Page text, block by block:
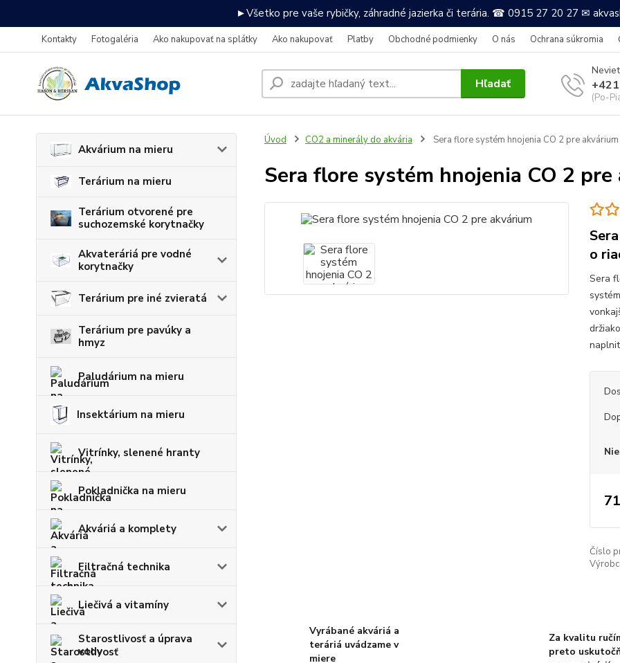
►Všetko pre vaše rybičky, záhradné jazierka či terária. ☎ 0915 27 20 27 ✉
Kontakty Fotogaléria Ako nakupovať na splátky Ako nakupovať Platby Obchodné podmienky O nás Ochrana súkromia
Hľadať
(Po-
Akvárium na mieru
Terárium na mieru
Terárium otvorené pre
suchozemské korytnačky
Akvateráriá pre vodné
korytnačky
Terárium pre iné zvieratá
Terárium pre pavúky a
hmyz
Paludárium na mieru
Insektárium na mieru
Vitrínky, slenené hranty
Pokladnička na mieru
Akváriá a komplety
Filtračná technika
Liečivá a vitamíny
Starostlivosť a úprava
vody
Úvod CO2 a minerály do akvária Sera flore systém hnojenia CO 2 pre akvárium
Sera flore systém hnojenia CO 2 pre
o
Sera
Číslo
Vyrábané akváriá a
teráriá uvádzame v
miere
Za kvalitu
preto